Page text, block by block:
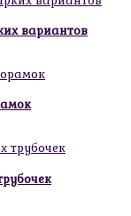
вариантов